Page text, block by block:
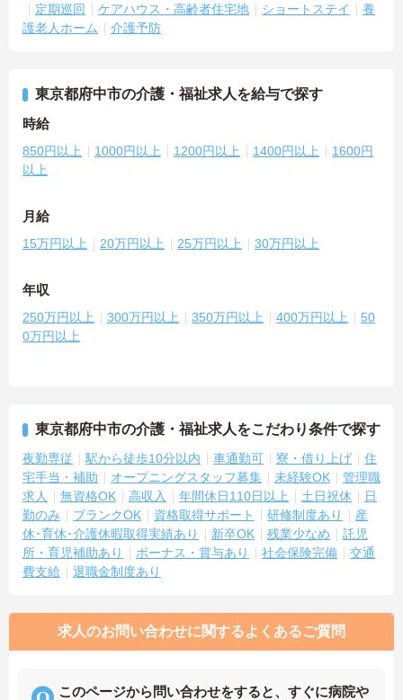
定期巡回
ケアハウス・高齢者住宅地 ショートステイ
養
護老人ホーム
介護予防
東京都府中市の介護・福祉求人を給与で探す
時給
850円以上 1000円以上 1200円以上 1400円以上
1600円
以上
月給
15万円以上 20万円以上 25万円以上 30万円以上
年収
250万円以上 300万円以上 350万円以上 400万円以上
50
0万円以上
東京都府中市の介護・福祉求人をこだわり条件で探す
夜勤専従 駅から徒歩10分以内 車通勤可 寮・借り上げ
住
宅手当・補助
オープニングスタッフ募集 未経験OK
管理職
求人
無資格OK 高収入 年間休日110日以上 土日祝休
日
勤のみ
ブランクOK 資格取得サポート 研修制度あり
産
休･育休･介護休暇取得実績あり
新卒OK 残業少なめ
託児
所・育児補助あり
ボーナス・賞与あり 社会保険完備
交通
費支給
退職金制度あり
求人のお問い合わせに関するよくあるご質問
このページから問い合わせをすると、すぐに病院や